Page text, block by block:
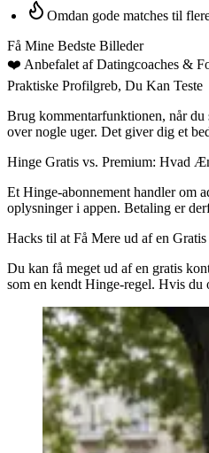
Omdan gode matches til
Få Mine Bedste Billeder
❤️ Anbefalet af Datingcoaches &
Praktiske Profilgreb, Du Kan Teste
Brug kommentarfunktionen, når du
over nogle uger. Det giver dig et
Hinge Gratis vs. Premium: Hvad
Et Hinge-abonnement handler om
oplysninger i appen. Betaling er
Hacks til at Få Mere ud af en
Du kan få meget ud af en gratis
som en kendt Hinge-regel. Hvis du